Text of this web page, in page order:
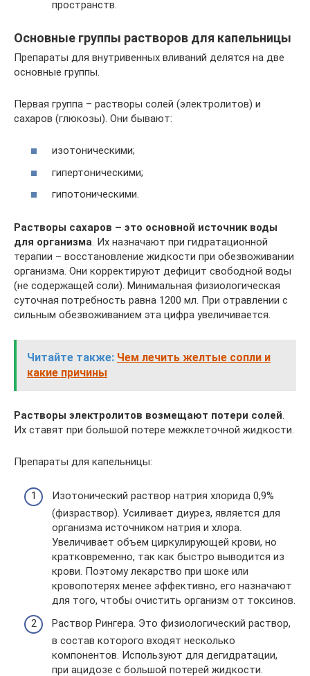
пространств.
Основные группы растворов для капельницы
Препараты для внутривенных вливаний делятся на две
основные группы.
Первая группа – растворы солей (электролитов) и
сахаров (глюкозы). Они бывают:
изотоническими;
гипертоническими;
гипотоническими.
Растворы сахаров – это основной источник воды
для организма. Их назначают при гидратационной
терапии – восстановление жидкости при обезвоживании
организма. Они корректируют дефицит свободной воды
(не содержащей соли). Минимальная физиологическая
суточная потребность равна 1200 мл. При отравлении с
сильным обезвоживанием эта цифра увеличивается.
Читайте также: Чем лечить желтые сопли и
какие причины
Растворы электролитов возмещают потери солей.
Их ставят при большой потере межклеточной жидкости.
Препараты для капельницы:
Изотонический раствор натрия хлорида 0,9%
(физраствор). Усиливает диурез, является для
организма источником натрия и хлора.
Увеличивает объем циркулирующей крови, но
кратковременно, так как быстро выводится из
крови. Поэтому лекарство при шоке или
кровопотерях менее эффективно, его назначают
для того, чтобы очистить организм от токсинов.
Раствор Рингера. Это физиологический раствор,
в состав которого входят несколько
компонентов. Используют для дегидратации,
при ацидозе с большой потерей жидкости.